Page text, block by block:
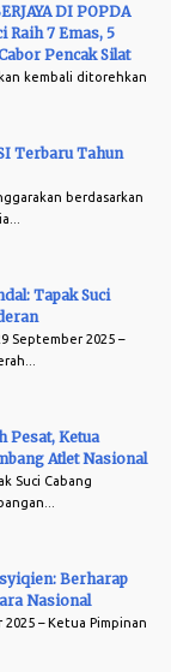
DI POPDA
Raih 7 Emas, 5
Pencak Silat
kembali ditorehkan
Terbaru Tahun
berdasarkan
Tapak Suci
September 2025 –
Pesat, Ketua
Atlet Nasional
Suci Cabang
Berharap
Nasional
– Ketua Pimpinan